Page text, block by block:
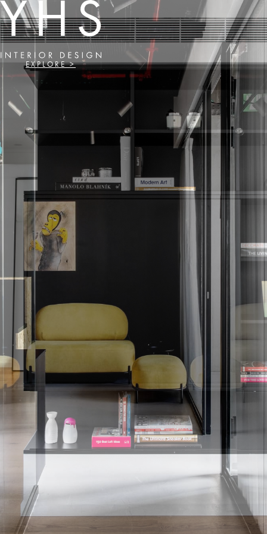
EXPLORE >